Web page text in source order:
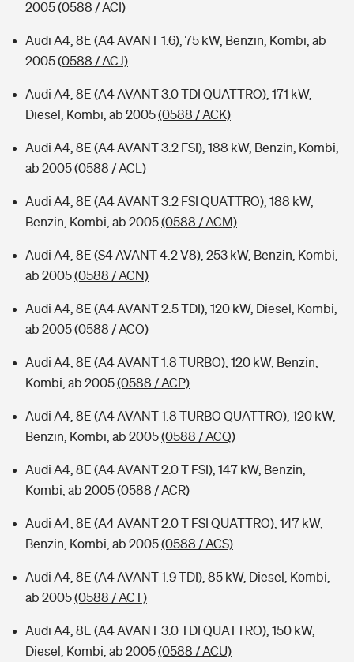
2005(0588 / ACI)
Audi A4, 8E (A4 AVANT 1.6), 75 kW, Benzin, Kombi, ab
2005(0588 / ACJ)
Audi A4, 8E (A4 AVANT 3.0 TDI QUATTRO), 171 kW,
Diesel, Kombi, ab 2005(0588 / ACK)
Audi A4, 8E (A4 AVANT 3.2 FSI), 188 kW, Benzin, Kombi,
ab 2005(0588 / ACL)
Audi A4, 8E (A4 AVANT 3.2 FSI QUATTRO), 188 kW,
Benzin, Kombi, ab 2005(0588 / ACM)
Audi A4, 8E (S4 AVANT 4.2 V8), 253 kW, Benzin, Kombi,
ab 2005(0588 / ACN)
Audi A4, 8E (A4 AVANT 2.5 TDI), 120 kW, Diesel, Kombi,
ab 2005(0588 / ACO)
Audi A4, 8E (A4 AVANT 1.8 TURBO), 120 kW, Benzin,
Kombi, ab 2005(0588 / ACP)
Audi A4, 8E (A4 AVANT 1.8 TURBO QUATTRO), 120 kW,
Benzin, Kombi, ab 2005(0588 / ACQ)
Audi A4, 8E (A4 AVANT 2.0 T FSI), 147 kW, Benzin,
Kombi, ab 2005(0588 / ACR)
Audi A4, 8E (A4 AVANT 2.0 T FSI QUATTRO), 147 kW,
Benzin, Kombi, ab 2005(0588 / ACS)
Audi A4, 8E (A4 AVANT 1.9 TDI), 85 kW, Diesel, Kombi,
ab 2005(0588 / ACT)
Audi A4, 8E (A4 AVANT 3.0 TDI QUATTRO), 150 kW,
Diesel, Kombi, ab 2005(0588 / ACU)